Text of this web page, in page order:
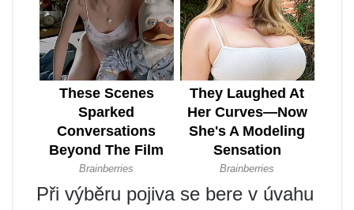
Při výběru pojiva se bere v úvahu